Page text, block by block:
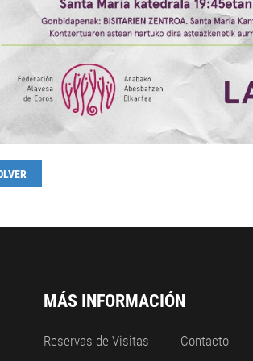
MÁS INFORMACIÓN
Reservas de Visitas
Contacto